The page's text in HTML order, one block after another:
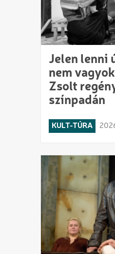
Jelen lenni
nem
Zsolt
színpadán
KULT-TÚRA